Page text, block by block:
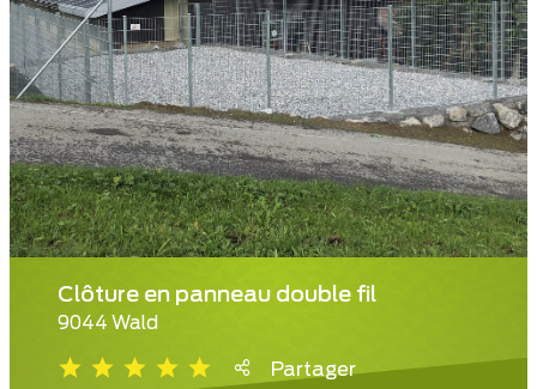
Clôture en panneau double fil
9044 Wald
Partager